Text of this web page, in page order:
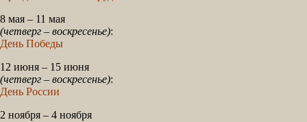
8 мая – 11 мая
(четверг – воскресенье):
День Победы
12 июня – 15 июня
(четверг – воскресенье):
День России
2 ноября – 4 ноября